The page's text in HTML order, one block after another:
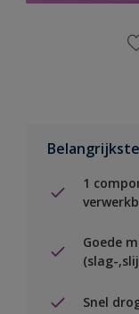
1
Goede
(slag-
Snel